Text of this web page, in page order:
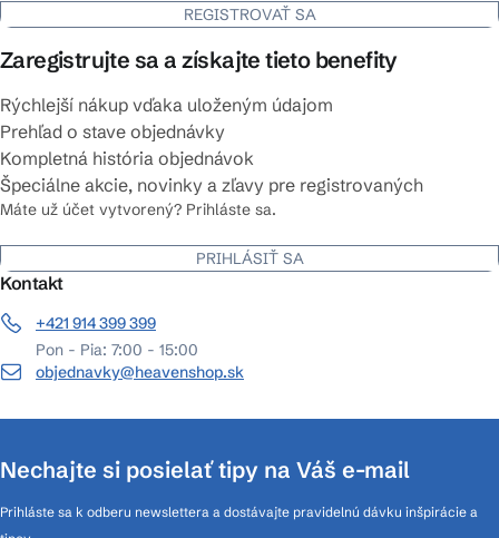
REGISTROVAŤ SA
Zaregistrujte sa a získajte tieto benefity
Rýchlejší nákup vďaka uloženým údajom
Prehľad o stave objednávky
Kompletná história objednávok
Špeciálne akcie, novinky a zľavy pre registrovaných
Máte už účet vytvorený? Prihláste sa.
PRIHLÁSIŤ SA
Kontakt
+421 914 399 399
Pon - Pia: 7:00 - 15:00
objednavky@heavenshop.sk
Nechajte si posielať tipy na Váš e-mail
Prihláste sa k odberu newslettera a dostávajte pravidelnú dávku inšpirácie a